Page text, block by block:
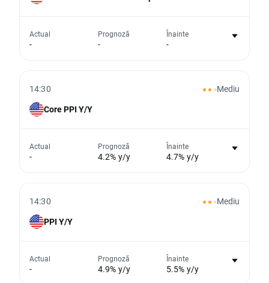
Nu există niciun grafic pentru acest
Actual
-
Prognoză
-
Înainte
-
Nu există niciun grafic pentru acest
eveniment
14:30
Mediu
Core PPI Y/Y
Actual
-
Prognoză
4.2% y/y
Înainte
4.7% y/y
Nu există niciun grafic pentru acest
eveniment
14:30
Mediu
PPI Y/Y
Actual
-
Prognoză
4.9% y/y
Înainte
5.5% y/y